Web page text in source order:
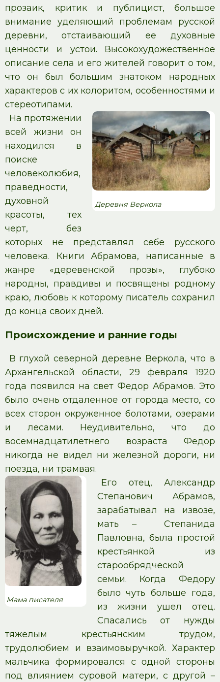
прозаик, критик и публицист, большое
внимание уделяющий проблемам русской
деревни, отстаивающий ее духовные
ценности и устои. Высокохудожественное
описание села и его жителей говорит о том,
что он был большим знатоком народных
характеров с их колоритом, особенностями и
стереотипами.
Деревня Веркола
На протяжении
всей жизни он
находился в
поиске
человеколюбия,
праведности,
духовной
красоты, тех
черт, без
которых не представлял себе русского
человека. Книги Абрамова, написанные в
жанре «деревенской прозы», глубоко
народны, правдивы и посвящены родному
краю, любовь к которому писатель сохранил
до конца своих дней.
Происхождение и ранние годы
В глухой северной деревне Веркола, что в
Архангельской области, 29 февраля 1920
года появился на свет Федор Абрамов. Это
было очень отдаленное от города место, со
всех сторон окруженное болотами, озерами
и лесами. Неудивительно, что до
восемнадцатилетнего возраста Федор
никогда не видел ни железной дороги, ни
поезда, ни трамвая.
Мама писателя
Его отец, Александр
Степанович Абрамов,
зарабатывал на извозе,
мать – Степанида
Павловна, была простой
крестьянкой из
старообрядческой
семьи. Когда Федору
было чуть больше года,
из жизни ушел отец.
Спасались от нужды
тяжелым крестьянским трудом,
трудолюбием и взаимовыручкой. Характер
мальчика формировался с одной стороны
под влиянием суровой матери, с другой –